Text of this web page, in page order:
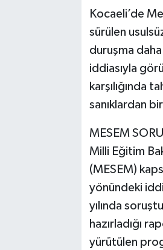
Kocaeli’de
sürülen
duruşma daha
iddiasıyla
karşılığında
sanıklardan
MESEM
Milli Eğitim
(MESEM)
yönündeki
yılında
hazırladığı
yürütülen